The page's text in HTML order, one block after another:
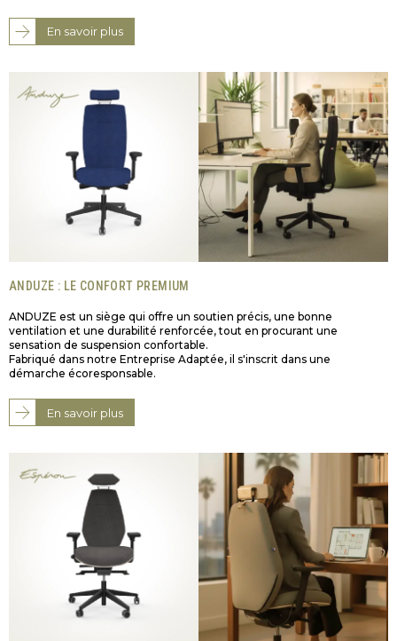
En savoir plus
ANDUZE : LE CONFORT PREMIUM
ANDUZE est un siège qui offre un soutien précis, une bonne
ventilation et une durabilité renforcée, tout en procurant une
sensation de suspension confortable.
Fabriqué dans notre Entreprise Adaptée, il s'inscrit dans une
démarche écoresponsable.
En savoir plus